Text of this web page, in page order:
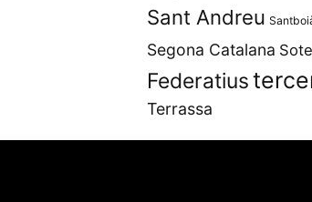
Sant Andreu
Segona Catalana
Federatius
Terrassa